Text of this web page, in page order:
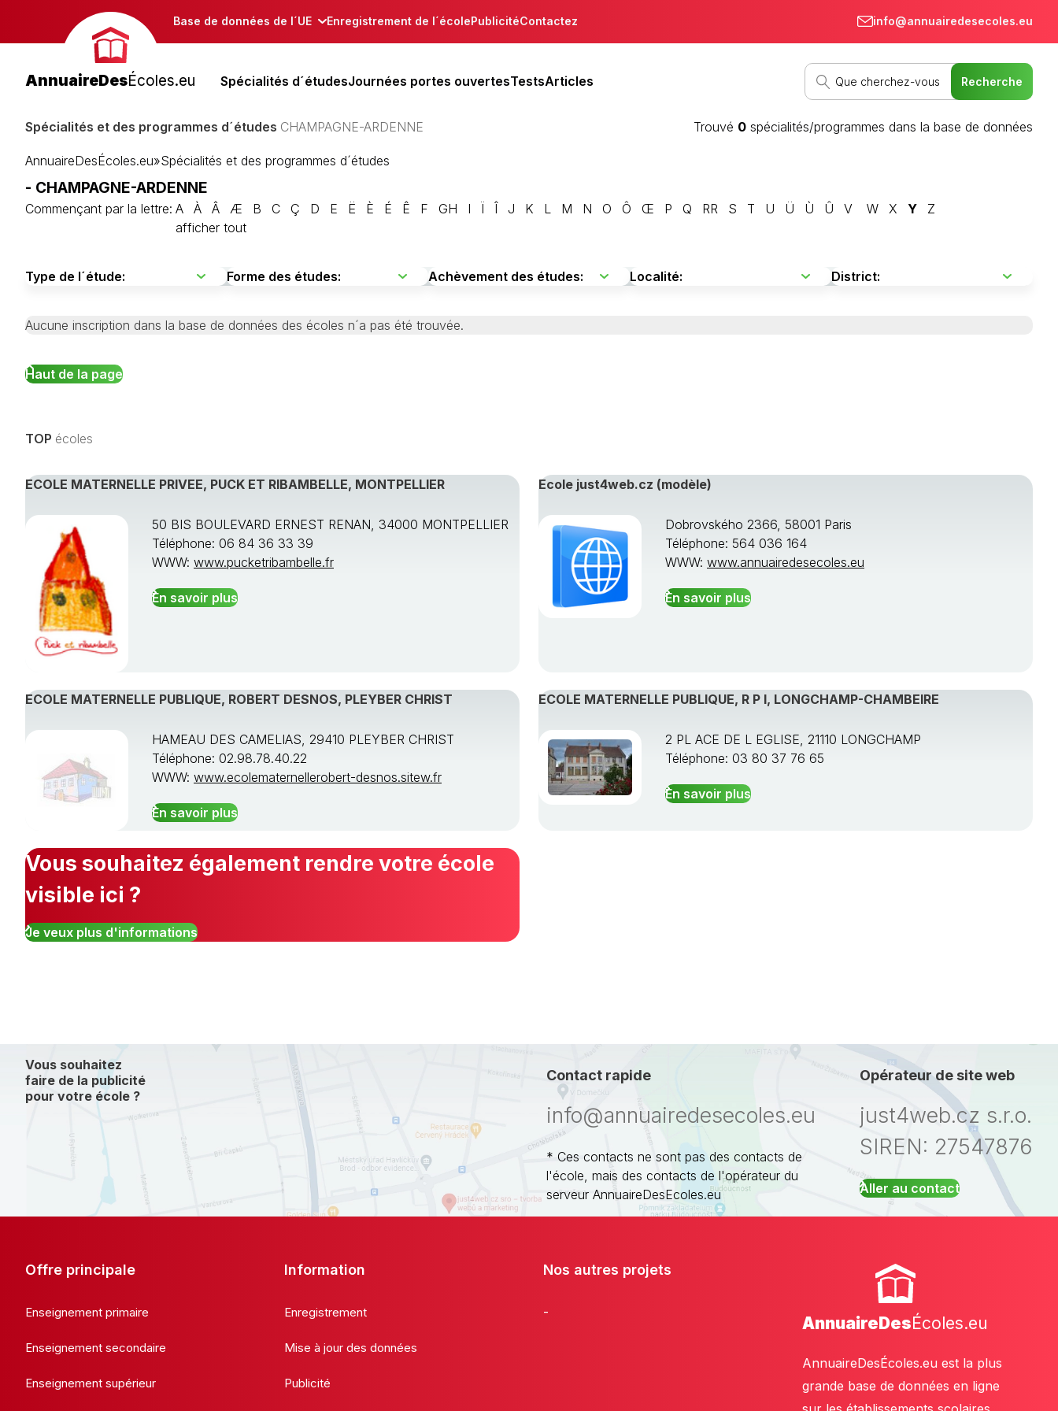
Base de données de l´UE Enregistrement de l´écolePublicitéContactez info@annuairedesecoles.eu
AnnuaireDesÉcoles.eu Spécialités d´étudesJournées portes ouvertesTestsArticles
Spécialités et des programmes d´études CHAMPAGNE-ARDENNE Trouvé 0 spécialités/programmes dans la base de données
AnnuaireDesÉcoles.eu»Spécialités et des programmes d´études
- CHAMPAGNE-ARDENNE
Commençant par la lettre: A À Â Æ B C Ç D E Ë È É Ê F GH I Ï Î J K L M N O Ô Œ P Q RR S T U Ü Ù Û V W X Y
Z
afficher tout
Aucune inscription dans la base de données des écoles n´a pas été trouvée.
Haut de la page
TOP écoles
ECOLE MATERNELLE PRIVEE, PUCK ET RIBAMBELLE, MONTPELLIER
50 BIS BOULEVARD ERNEST RENAN, 34000 MONTPELLIER
Téléphone: 06 84 36 33 39
WWW: www.pucketribambelle.fr
En savoir plus
Ecole just4web.cz (modèle)
Dobrovského 2366, 58001 Paris
Téléphone: 564 036 164
WWW: www.annuairedesecoles.eu
En savoir plus
ECOLE MATERNELLE PUBLIQUE, ROBERT DESNOS, PLEYBER CHRIST
HAMEAU DES CAMELIAS, 29410 PLEYBER CHRIST
Téléphone: 02.98.78.40.22
WWW: www.ecolematernellerobert-desnos.sitew.fr
En savoir plus
ECOLE MATERNELLE PUBLIQUE, R P I, LONGCHAMP-CHAMBEIRE
2 PL ACE DE L EGLISE, 21110 LONGCHAMP
Téléphone: 03 80 37 76 65
En savoir plus
Vous souhaitez également rendre votre école
visible ici ?
Je veux plus d'informations
Vous souhaitez
faire de la publicité
pour votre école ?
Contact rapide
info@annuairedesecoles.eu
* Ces contacts ne sont pas des contacts de
l'école, mais des contacts de l'opérateur du
serveur AnnuaireDesEcoles.eu
Opérateur de site web
just4web.cz s.r.o.
SIREN: 27547876
Aller au contact
Offre principale
Enseignement primaire
Enseignement secondaire
Enseignement supérieur
Information
Enregistrement
Mise à jour des données
Publicité
Nos autres projets
-
AnnuaireDesÉcoles.eu
AnnuaireDesÉcoles.eu est la plus
grande base de données en ligne